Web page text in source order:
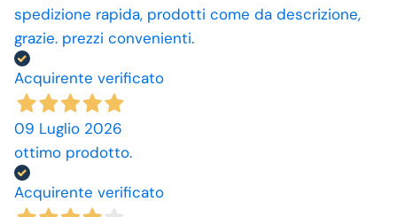
spedizione rapida, prodotti come da descrizione,
grazie. prezzi convenienti.
Acquirente verificato
09 Luglio 2026
ottimo prodotto.
Acquirente verificato